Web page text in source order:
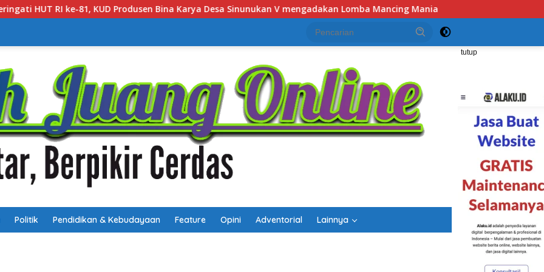
Bina Karya Desa Sinunukan V mengadakan Lomba Mancing Mania Semarak HUT RI dan Hari Jadi Kalsel, Gerak Jalan
tutup
Politik Pendidikan & Kebudayaan Feature Opini Adventorial Lainnya